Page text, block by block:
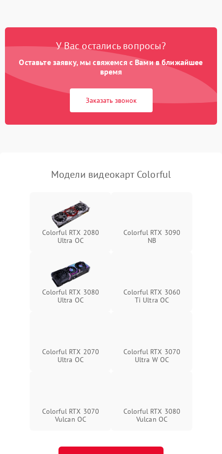
Система охлаждения
Экран (дисплей)
Программные сбои
У Вас остались вопросы?
Оставьте заявку, мы свяжемся с Вами в ближайшее
время
Заказать звонок
Модели видеокарт Colorful
Colorful RTX 2080
Ultra OC
Colorful RTX 3090
NB
Colorful RTX 3080
Ultra OC
Colorful RTX 3060
Ti Ultra OC
Colorful RTX 2070
Ultra OC
Colorful RTX 3070
Ultra W OC
Colorful RTX 3070
Vulcan OC
Colorful RTX 3080
Vulcan OC